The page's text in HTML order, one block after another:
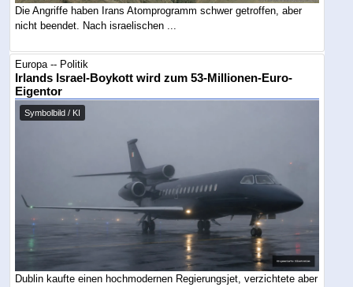
Die Angriffe haben Irans Atomprogramm schwer getroffen, aber
nicht beendet. Nach israelischen ...
Europa -- Politik
Irlands Israel-Boykott wird zum 53-Millionen-Euro-
Eigentor
Symbolbild / KI
Dublin kaufte einen hochmodernen Regierungsjet, verzichtete aber